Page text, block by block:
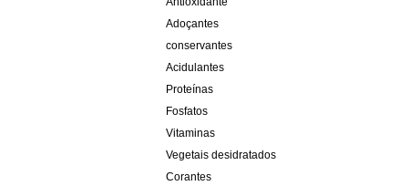
Adoçantes
conservantes
Acidulantes
Proteínas
Fosfatos
Vitaminas
Vegetais desidratados
Corantes